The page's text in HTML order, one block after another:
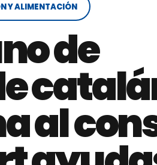
Y ALIMENTACIÓN
de
al